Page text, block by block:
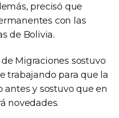
precisó que
con las
de Bolivia.
Migraciones sostuvo
trabajando para que la
y sostuvo que en
novedades.